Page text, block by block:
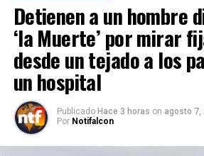
Detienen a un hombre
‘la Muerte’ por mirar
desde un tejado a los
un hospital
Publicado Hace 3 horas on agosto 7,
Por Notifalcon